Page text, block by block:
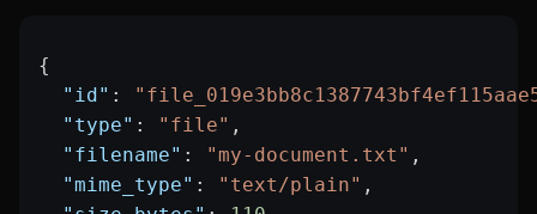
{
  "id"
:
  "type"
: "file" ,
  "filename"
: "my-document.txt" ,
  "mime_type"
: "text/plain" ,